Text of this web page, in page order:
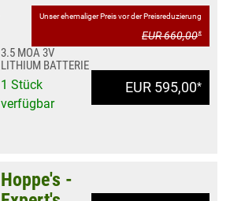
Unser ehemaliger Preis vor der Preisreduzierung
EUR 660,00*
EUR 595,00*
3.5 MOA 3V
LITHIUM BATTERIE
1 Stück
verfügbar
Hoppe's -